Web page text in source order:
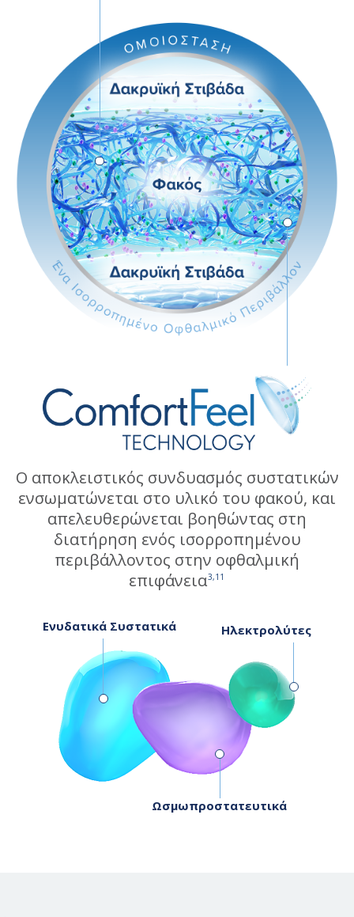
Ο αποκλειστικός συνδυασμός συστατικών
ενσωματώνεται στο υλικό του φακού, και
απελευθερώνεται βοηθώντας στη
διατήρηση ενός ισορροπημένου
περιβάλλοντος στην οφθαλμική
επιφάνεια3,11
Ενυδατικά Συστατικά
Ωσμωπροστατευτικά
Ηλεκτρολύτες